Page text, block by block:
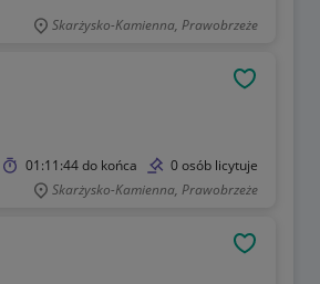
Skarżysko-Kamienna, Prawobrzeże
01:11:44do końca 0 osób licytuje
Skarżysko-Kamienna, Prawobrzeże